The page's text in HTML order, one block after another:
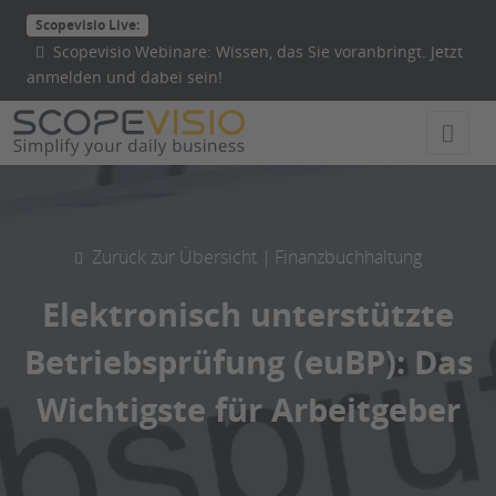
Direkt
zum
Inhalt
wechseln
Scopevisio Live:
Scopevisio Webinare: Wissen, das Sie voranbringt. Jetzt
anmelden und dabei sein!
Zurück zur Übersicht | Finanzbuchhaltung
Elektronisch unterstützte
Betriebsprüfung (euBP): Das
Wichtigste für Arbeitgeber